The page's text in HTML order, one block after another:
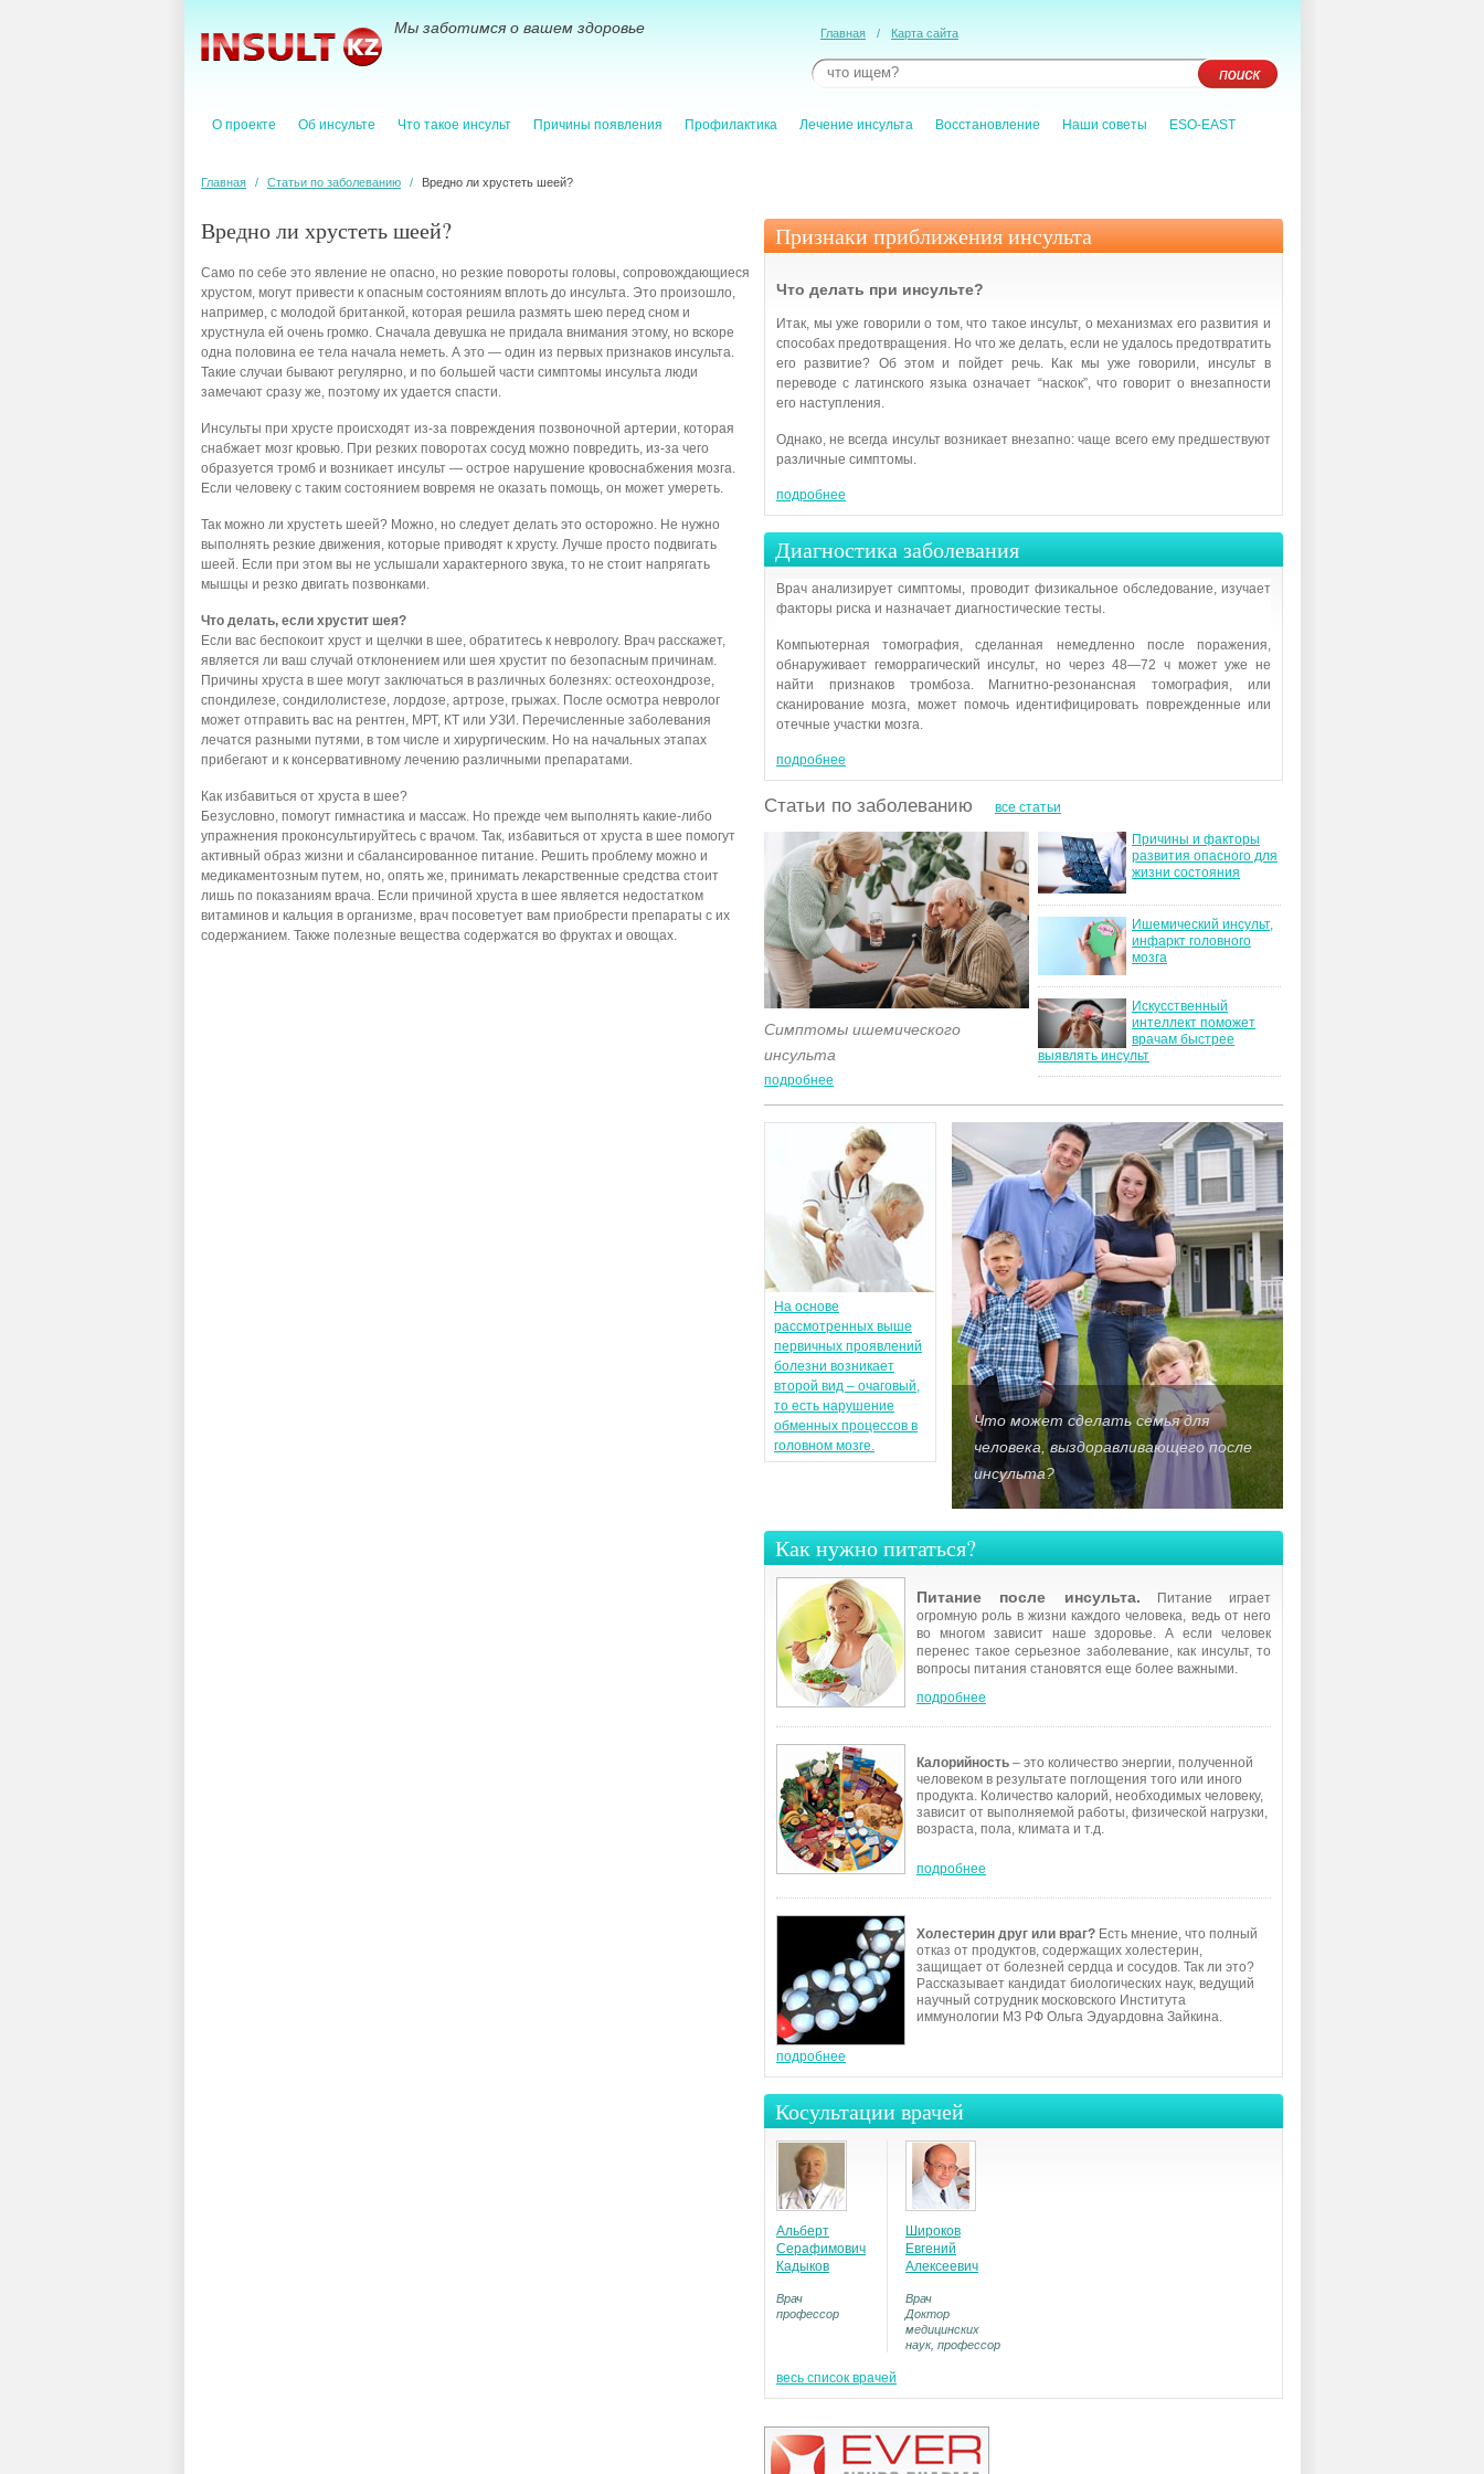
Мы заботимся о вашем здоровье Главная / Карта сайта
О проекте Об инсульте Что такое инсульт Причины появления Профилактика Лечение инсульта Восстановление Наши советы ESO-EAST
Главная / Статьи по заболеванию / Вредно ли хрустеть шеей?
Вредно ли хрустеть шеей?
Само по себе это явление не опасно, но резкие повороты головы, сопровождающиеся
хрустом, могут привести к опасным состояниям вплоть до инсульта. Это произошло,
например, с молодой британкой, которая решила размять шею перед сном и
хрустнула ей очень громко. Сначала девушка не придала внимания этому, но вскоре
одна половина ее тела начала неметь. А это — один из первых признаков инсульта.
Такие случаи бывают регулярно, и по большей части симптомы инсульта люди
замечают сразу же, поэтому их удается спасти.
Инсульты при хрусте происходят из-за повреждения позвоночной артерии, которая
снабжает мозг кровью. При резких поворотах сосуд можно повредить, из-за чего
образуется тромб и возникает инсульт — острое нарушение кровоснабжения мозга.
Если человеку с таким состоянием вовремя не оказать помощь, он может умереть.
Так можно ли хрустеть шеей? Можно, но следует делать это осторожно. Не нужно
выполнять резкие движения, которые приводят к хрусту. Лучше просто подвигать
шеей. Если при этом вы не услышали характерного звука, то не стоит напрягать
мышцы и резко двигать позвонками.
Что делать, если хрустит шея?
Если вас беспокоит хруст и щелчки в шее, обратитесь к неврологу. Врач расскажет,
является ли ваш случай отклонением или шея хрустит по безопасным причинам.
Причины хруста в шее могут заключаться в различных болезнях: остеохондрозе,
спондилезе, сондилолистезе, лордозе, артрозе, грыжах. После осмотра невролог
может отправить вас на рентген, МРТ, КТ или УЗИ. Перечисленные заболевания
лечатся разными путями, в том числе и хирургическим. Но на начальных этапах
прибегают и к консервативному лечению различными препаратами.
Как избавиться от хруста в шее?
Безусловно, помогут гимнастика и массаж. Но прежде чем выполнять какие-либо
упражнения проконсультируйтесь с врачом. Так, избавиться от хруста в шее помогут
активный образ жизни и сбалансированное питание. Решить проблему можно и
медикаментозным путем, но, опять же, принимать лекарственные средства стоит
лишь по показаниям врача. Если причиной хруста в шее является недостатком
витаминов и кальция в организме, врач посоветует вам приобрести препараты с их
содержанием. Также полезные вещества содержатся во фруктах и овощах.
Признаки приближения инсульта
Что делать при инсульте?
Итак, мы уже говорили о том, что такое инсульт, о механизмах его развития и
способах предотвращения. Но что же делать, если не удалось предотвратить
его развитие? Об этом и пойдет речь. Как мы уже говорили, инсульт в
переводе с латинского языка означает “наскок”, что говорит о внезапности
его наступления.
Однако, не всегда инсульт возникает внезапно: чаще всего ему предшествуют
различные симптомы.
подробнее
Диагностика заболевания
Врач анализирует симптомы, проводит физикальное обследование, изучает
факторы риска и назначает диагностические тесты.
Компьютерная томография, сделанная немедленно после поражения,
обнаруживает геморрагический инсульт, но через 48—72 ч может уже не
найти признаков тромбоза. Магнитно-резонансная томография, или
сканирование мозга, может помочь идентифицировать поврежденные или
отечные участки мозга.
подробнее
Статьи по заболеванию все статьи
Симптомы ишемического
инсульта
подробнее
Причины и факторы
развития опасного для
жизни состояния
Ишемический инсульт,
инфаркт головного
мозга
Искусственный
интеллект поможет
врачам быстрее
выявлять инсульт
На основе
рассмотренных выше
первичных проявлений
болезни возникает
второй вид – очаговый,
то есть нарушение
обменных процессов в
головном мозге.
Что может сделать семья для
человека, выздоравливающего после
инсульта?
Как нужно питаться?
Питание после инсульта.
Питание играет
огромную роль в жизни каждого человека, ведь от него
во многом зависит наше здоровье. А если человек
перенес такое серьезное заболевание, как инсульт, то
вопросы питания становятся еще более важными.
подробнее
Калорийность – это количество энергии, полученной
человеком в результате поглощения того или иного
продукта. Количество калорий, необходимых человеку,
зависит от выполняемой работы, физической нагрузки,
возраста, пола, климата и т.д.
подробнее
Холестерин друг или враг? Есть мнение, что полный
отказ от продуктов, содержащих холестерин,
защищает от болезней сердца и сосудов. Так ли это?
Рассказывает кандидат биологических наук, ведущий
научный сотрудник московского Института
иммунологии МЗ РФ Ольга Эдуардовна Зайкина.
подробнее
Косультации врачей
Альберт
Серафимович
Кадыков
Врач
профессор
Широков
Евгений
Алексеевич
Врач
Доктор
медицинских
наук, профессор
весь список врачей